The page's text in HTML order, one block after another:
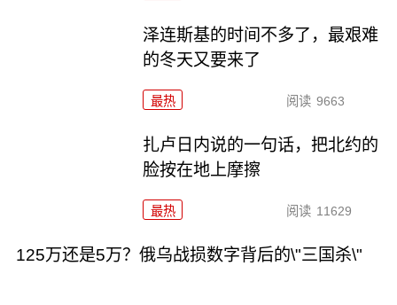
泽连斯基的时间不多了，最艰难
的冬天又要来了
最热 阅读 9663
扎卢日内说的一句话，把北约的
脸按在地上摩擦
最热 阅读 11629
125万还是5万？俄乌战损数字背后的\"三国杀\"